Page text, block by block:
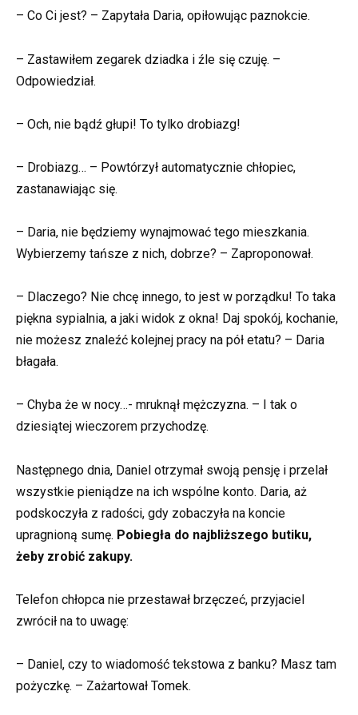
– Co Ci jest? – Zapytała Daria, opiłowując paznokcie.
– Zastawiłem zegarek dziadka i źle się czuję. –
Odpowiedział.
– Och, nie bądź głupi! To tylko drobiazg!
– Drobiazg… – Powtórzył automatycznie chłopiec,
zastanawiając się.
– Daria, nie będziemy wynajmować tego mieszkania.
Wybierzemy tańsze z nich, dobrze? – Zaproponował.
– Dlaczego? Nie chcę innego, to jest w porządku! To taka
piękna sypialnia, a jaki widok z okna! Daj spokój, kochanie,
nie możesz znaleźć kolejnej pracy na pół etatu? – Daria
błagała.
– Chyba że w nocy…- mruknął mężczyzna. – I tak o
dziesiątej wieczorem przychodzę.
Następnego dnia, Daniel otrzymał swoją pensję i przelał
wszystkie pieniądze na ich wspólne konto. Daria, aż
podskoczyła z radości, gdy zobaczyła na koncie
upragnioną sumę. Pobiegła do najbliższego butiku,
żeby zrobić zakupy.
Telefon chłopca nie przestawał brzęczeć, przyjaciel
zwrócił na to uwagę:
– Daniel, czy to wiadomość tekstowa z banku? Masz tam
pożyczkę. – Zażartował Tomek.